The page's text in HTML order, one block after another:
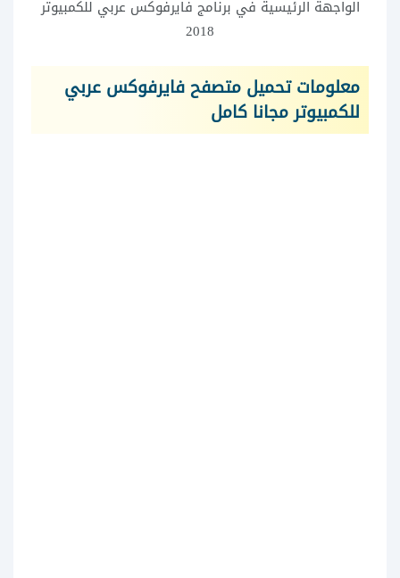
الواجهة الرئيسية في برنامج فايرفوكس عربي للكمبيوتر
2018
معلومات تحميل متصفح فايرفوكس عربي
للكمبيوتر مجانا كامل